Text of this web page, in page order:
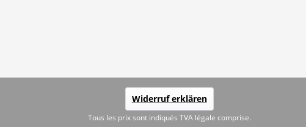
Widerruf erklären
Tous les prix sont indiqués TVA légale comprise.